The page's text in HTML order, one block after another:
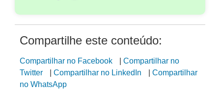
Compartilhe este conteúdo:
Compartilhar no Facebook
Compartilhar no
Twitter
Compartilhar no LinkedIn
Compartilhar
no WhatsApp